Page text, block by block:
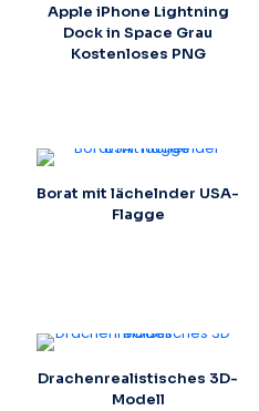
Apple iPhone Lightning
Dock in Space Grau
Kostenloses PNG
Borat mit lächelnder USA-
Flagge
Drachenrealistisches 3D-
Modell